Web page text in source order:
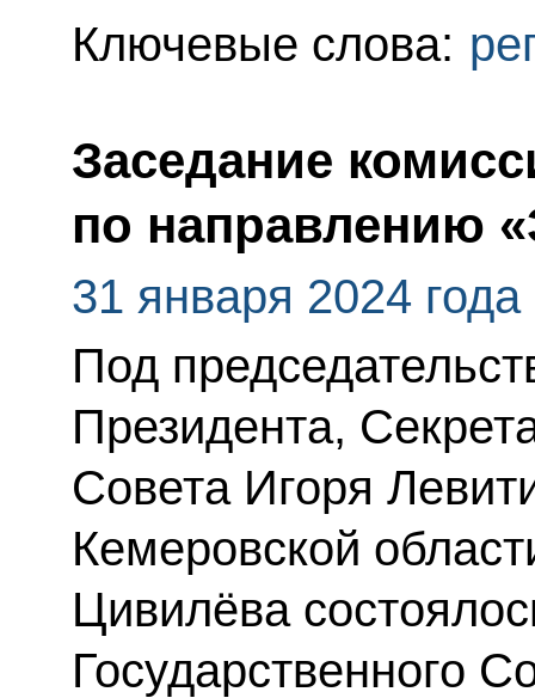
Ключевые слова:
Заседание
по направлению
31 января 2024 года
Под
Президента,
Совета Игоря
Кемеровской
Цивилёва
Государственного